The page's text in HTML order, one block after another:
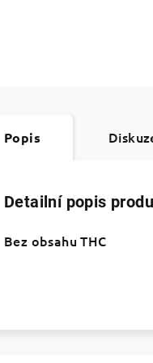
Popis
Detailní popis
Bez obsahu THC